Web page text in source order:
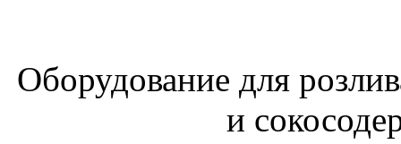
Оборудование для
и